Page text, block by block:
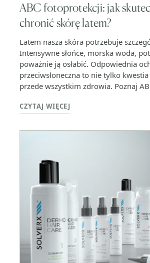
ABC fotoprotekcji: jak
chronić skórę latem?
Latem nasza skóra potrzebuje
Intensywne słońce, morska woda,
poważnie ją osłabić. Odpowiednia
przeciwsłoneczna to nie tylko
przede wszystkim zdrowia. Poznaj
CZYTAJ WIĘCEJ